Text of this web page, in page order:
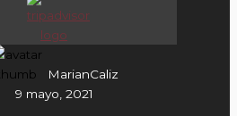
MarianCaliz
9 mayo, 2021